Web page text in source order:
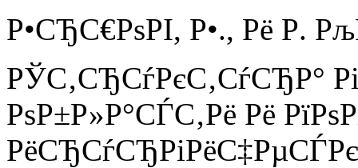
Р•СЂС€РѕРІ, Р•., Рё Р.
РЎС‚СЂСѓРєС‚СѓСЂР°
РѕР±Р»Р°СЃС‚Рё Рё